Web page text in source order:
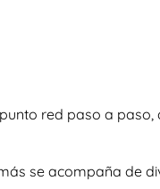
red paso a paso,
se acompaña de